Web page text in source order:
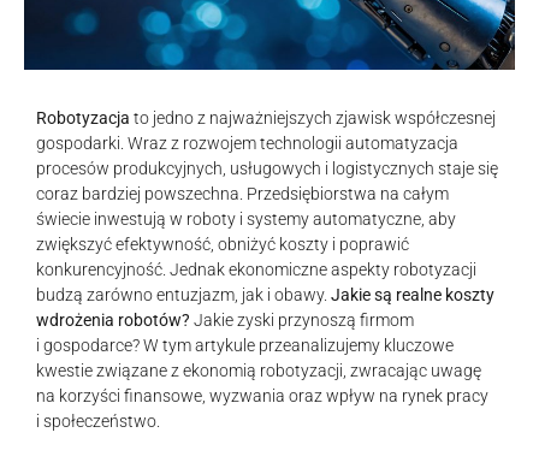
Robotyzacja to jedno z najważniejszych zjawisk współczesnej
gospodarki. Wraz z rozwojem technologii automatyzacja
procesów produkcyjnych, usługowych i logistycznych staje się
coraz bardziej powszechna. Przedsiębiorstwa na całym
świecie inwestują w roboty i systemy automatyczne, aby
zwiększyć efektywność, obniżyć koszty i poprawić
konkurencyjność. Jednak ekonomiczne aspekty robotyzacji
budzą zarówno entuzjazm, jak i obawy. Jakie są realne koszty
wdrożenia robotów? Jakie zyski przynoszą firmom
i gospodarce? W tym artykule przeanalizujemy kluczowe
kwestie związane z ekonomią robotyzacji, zwracając uwagę
na korzyści finansowe, wyzwania oraz wpływ na rynek pracy
i społeczeństwo.